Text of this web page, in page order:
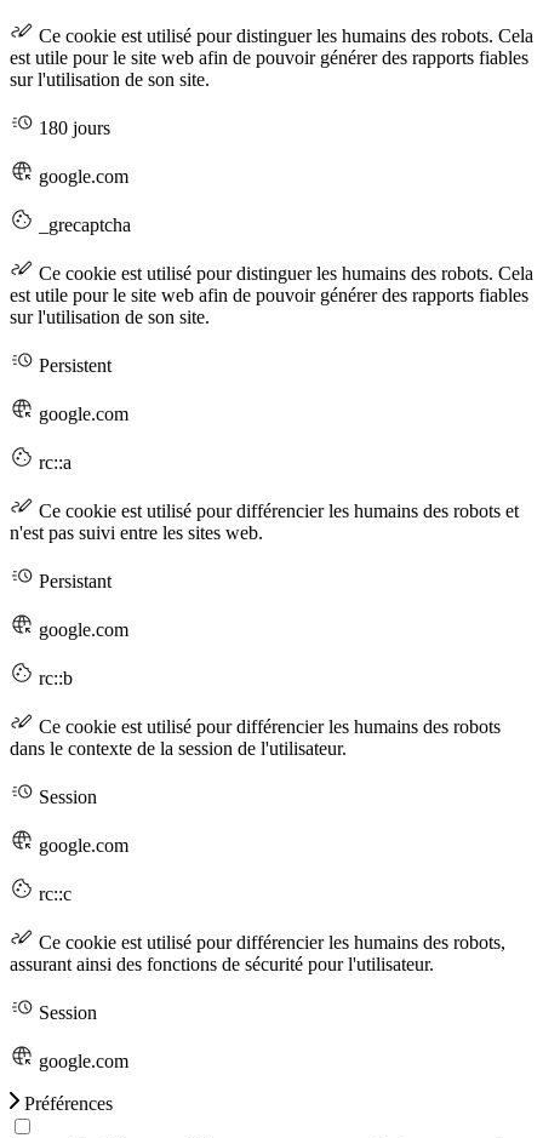
Ce cookie est utilisé pour distinguer les humains des robots. Cela
est utile pour le site web afin de pouvoir générer des rapports fiables
sur l'utilisation de son site.
180 jours
google.com
_grecaptcha
Ce cookie est utilisé pour distinguer les humains des robots. Cela
est utile pour le site web afin de pouvoir générer des rapports fiables
sur l'utilisation de son site.
Persistent
google.com
rc::a
Ce cookie est utilisé pour différencier les humains des robots et
n'est pas suivi entre les sites web.
Persistant
google.com
rc::b
Ce cookie est utilisé pour différencier les humains des robots
dans le contexte de la session de l'utilisateur.
Session
google.com
rc::c
Ce cookie est utilisé pour différencier les humains des robots,
assurant ainsi des fonctions de sécurité pour l'utilisateur.
Session
google.com
Préférences